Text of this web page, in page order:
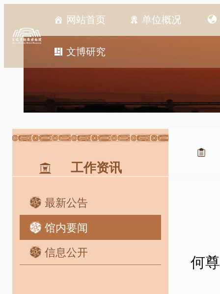
网站首页 单位概况
文博研究
工作资讯
最新公告
馆内要闻
信息公开
何